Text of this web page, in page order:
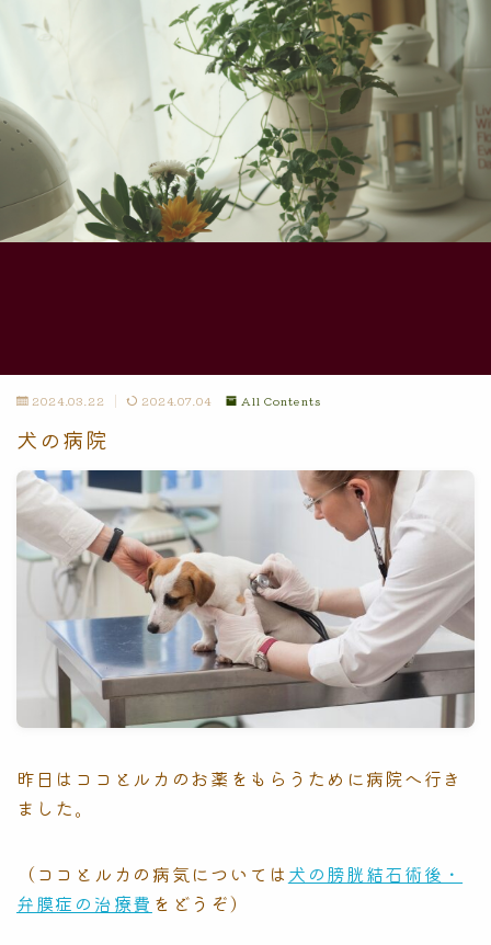
2024.03.22 2024.07.04 All Contents
犬の病院
昨日はココとルカのお薬をもらうために病院へ行き
ました。
（ココとルカの病気については 犬の膀胱結石術後・
弁膜症の治療費 をどうぞ）